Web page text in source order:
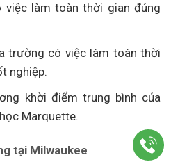
việc làm toàn thời gian đúng
trường có việc làm toàn thời
nghiệp.
khời điểm trung bình của
Marquette.
tại Milwaukee